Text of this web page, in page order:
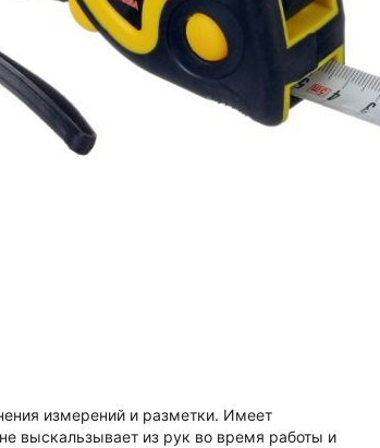
измерений и разметки. Имеет
выскальзывает из рук во время работы и